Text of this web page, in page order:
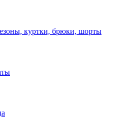
куртки, брюки, шорты